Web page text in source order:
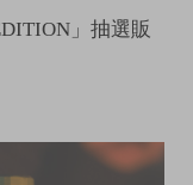
」抽選販